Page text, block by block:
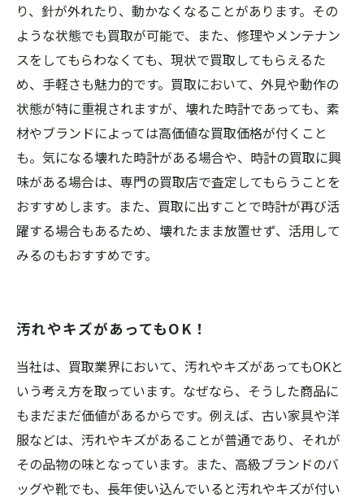
り、針が外れたり、動かなくなることがあります。その
ような状態でも買取が可能で、また、修理やメンテナン
スをしてもらわなくても、現状で買取してもらえるた
め、手軽さも魅力的です。買取において、外見や動作の
状態が特に重視されますが、壊れた時計であっても、素
材やブランドによっては高価値な買取価格が付くこと
も。気になる壊れた時計がある場合や、時計の買取に興
味がある場合は、専門の買取店で査定してもらうことを
おすすめします。また、買取に出すことで時計が再び活
躍する場合もあるため、壊れたまま放置せず、活用して
みるのもおすすめです。
汚れやキズがあってもOK！
当社は、買取業界において、汚れやキズがあってもOKと
いう考え方を取っています。なぜなら、そうした商品に
もまだまだ価値があるからです。例えば、古い家具や洋
服などは、汚れやキズがあることが普通であり、それが
その品物の味となっています。また、高級ブランドのバ
ッグや靴でも、長年使い込んでいると汚れやキズが付い